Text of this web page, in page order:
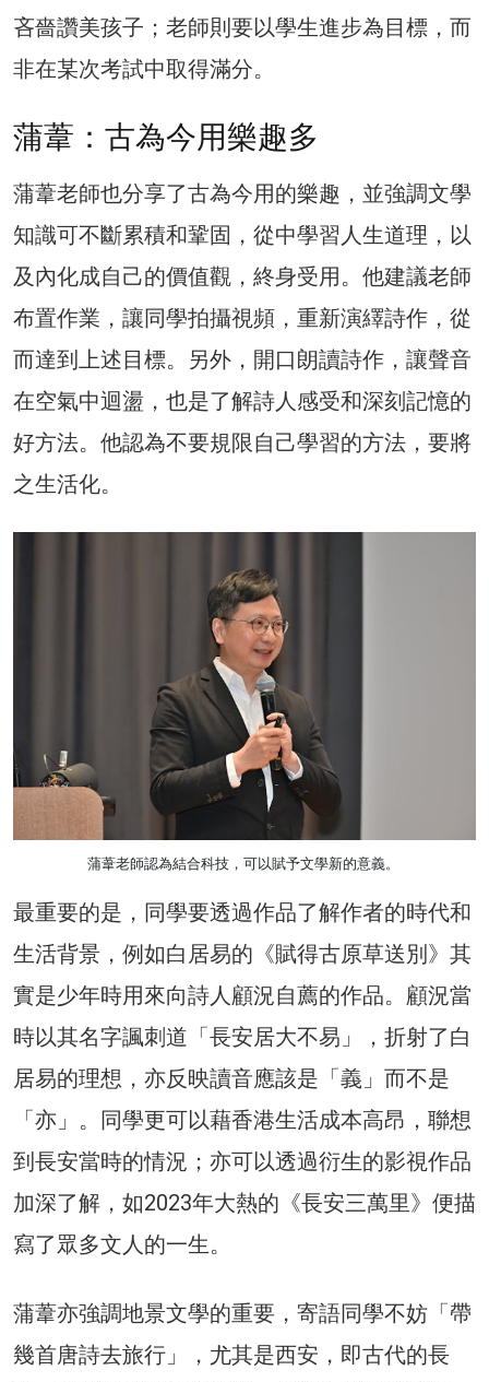
吝嗇讚美孩子；老師則要以學生進步為目標，而
非在某次考試中取得滿分。
蒲葦：古為今用樂趣多
蒲葦老師也分享了古為今用的樂趣，並強調文學
知識可不斷累積和鞏固，從中學習人生道理，以
及內化成自己的價值觀，終身受用。他建議老師
布置作業，讓同學拍攝視頻，重新演繹詩作，從
而達到上述目標。另外，開口朗讀詩作，讓聲音
在空氣中迴盪，也是了解詩人感受和深刻記憶的
好方法。他認為不要規限自己學習的方法，要將
之生活化。
蒲葦老師認為結合科技，可以賦予文學新的意義。
最重要的是，同學要透過作品了解作者的時代和
生活背景，例如白居易的《賦得古原草送別》其
實是少年時用來向詩人顧況自薦的作品。顧況當
時以其名字諷刺道「長安居大不易」，折射了白
居易的理想，亦反映讀音應該是「義」而不是
「亦」。同學更可以藉香港生活成本高昂，聯想
到長安當時的情況；亦可以透過衍生的影視作品
加深了解，如2023年大熱的《長安三萬里》便描
寫了眾多文人的一生。
蒲葦亦強調地景文學的重要，寄語同學不妨「帶
幾首唐詩去旅行」，尤其是西安，即古代的長